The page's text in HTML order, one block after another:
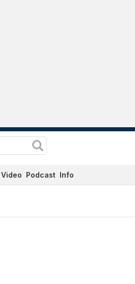
Video Podcast Info